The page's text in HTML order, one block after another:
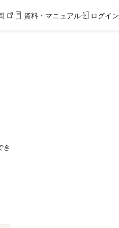
資料・マニュアル ログイン
き